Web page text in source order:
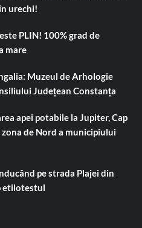
urechi!
PLIN! 100% grad de
mare
Muzeul de Arhologie
Județean Constanța
apei potabile la Jupiter, Cap
de Nord a municipiului
pe strada Plajei din
etilotestul